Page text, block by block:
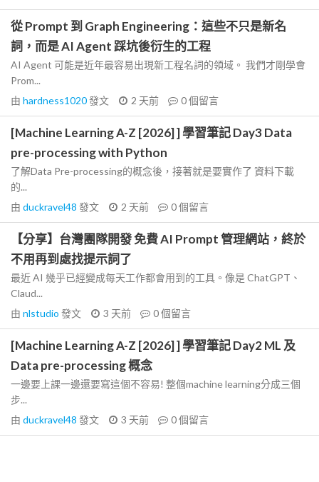
從 Prompt 到 Graph Engineering：這些不只是新名
詞，而是 AI Agent 踩坑後衍生的工程
AI Agent 可能是近年最容易出現新工程名詞的領域。 我們才剛學會
Prom...
由 hardness1020發文 2 天前 0個留言
[Machine Learning A-Z [2026] ] 學習筆記 Day3 Data
pre-processing with Python
了解Data Pre-processing的概念後，接著就是要實作了 資料下載
的...
由 duckravel48 發文 2 天前 0個留言
【分享】台灣團隊開發 免費 AI Prompt 管理網站，終於
不用再到處找提示詞了
最近 AI 幾乎已經變成每天工作都會用到的工具。像是 ChatGPT、
Claud...
由 nlstudio 發文 3 天前 0個留言
[Machine Learning A-Z [2026] ] 學習筆記 Day2 ML 及
Data pre-processing 概念
一邊要上課一邊還要寫這個不容易! 整個machine learning分成三個
步...
由 duckravel48 發文 3 天前 0個留言